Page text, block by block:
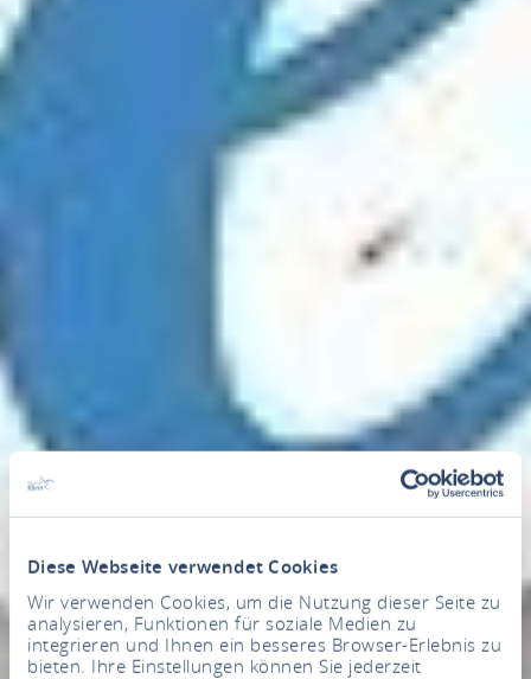
Diese Webseite verwendet Cookies
Wir verwenden Cookies, um die Nutzung dieser Seite zu
analysieren, Funktionen für soziale Medien zu
integrieren und Ihnen ein besseres Browser-Erlebnis zu
bieten. Ihre Einstellungen können Sie jederzeit